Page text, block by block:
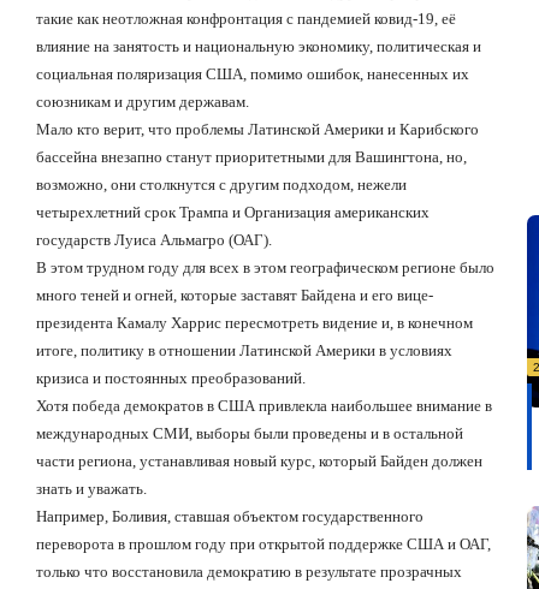
такие как неотложная конфронтация с пандемией ковид-19, её
влияние на занятость и национальную экономику, политическая и
социальная поляризация США, помимо ошибок, нанесенных их
союзникам и другим державам.
Мало кто верит, что проблемы Латинской Америки и Карибского
бассейна внезапно станут приоритетными для Вашингтона, но,
возможно, они столкнутся с другим подходом, нежели
четырехлетний срок Трампа и Организация американских
государств Луиса Альмагро (ОАГ).
В этом трудном году для всех в этом географическом регионе было
много теней и огней, которые заставят Байдена и его вице-
президента Камалу Харрис пересмотреть видение и, в конечном
итоге, политику в отношении Латинской Америки в условиях
кризиса и постоянных преобразований.
Хотя победа демократов в США привлекла наибольшее внимание в
международных СМИ, выборы были проведены и в остальной
части региона, устанавливая новый курс, который Байден должен
знать и уважать.
Например, Боливия, ставшая объектом государственного
переворота в прошлом году при открытой поддержке США и ОАГ,
только что восстановила демократию в результате прозрачных